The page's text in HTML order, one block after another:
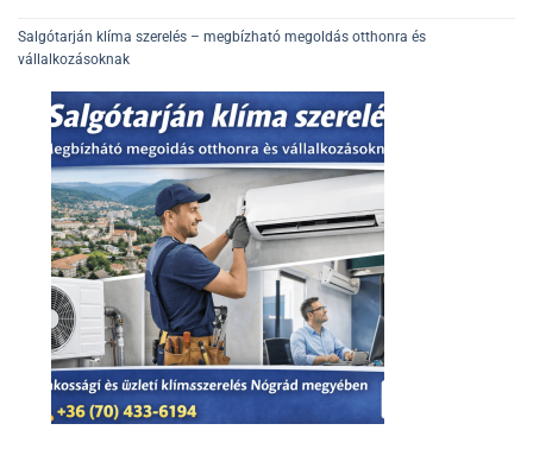
Salgótarján klíma szerelés – megbízható megoldás otthonra és
vállalkozásoknak